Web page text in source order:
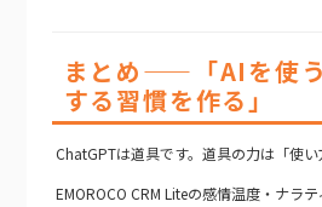
まとめ——「AIを使
する習慣を作る」
ChatGPTは道具です。道具の力は「使い
EMOROCO CRM Liteの感情温度・ナラ